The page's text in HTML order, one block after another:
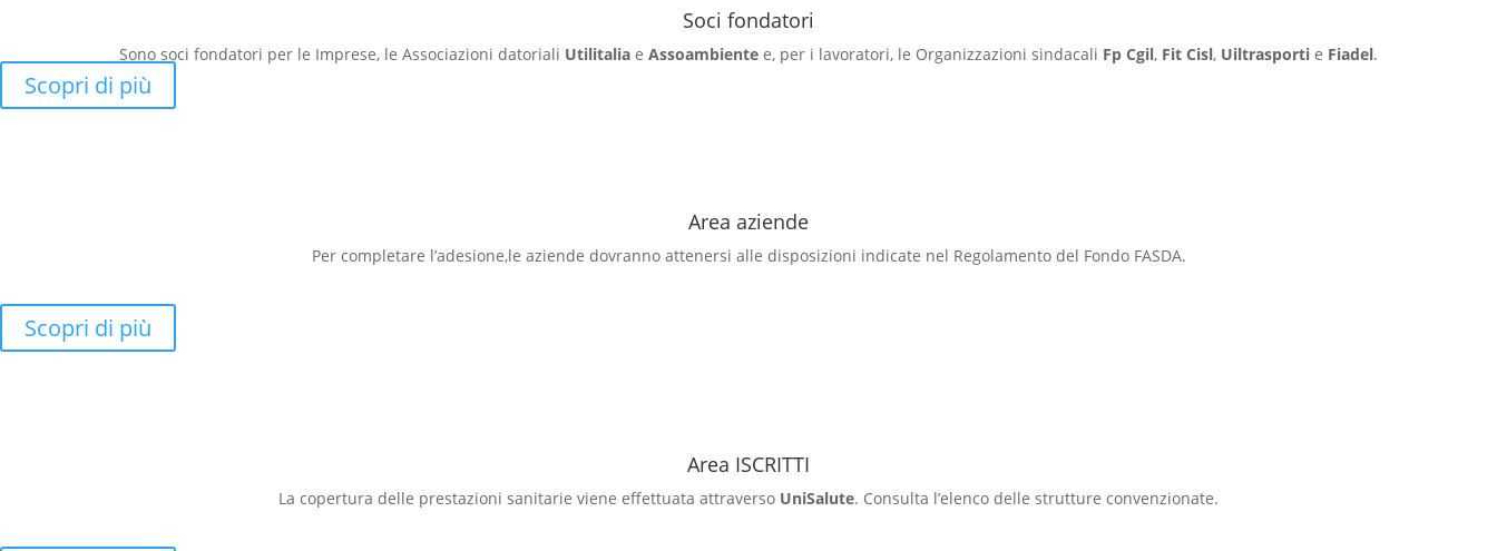
Soci fondatori
Sono soci fondatori per le Imprese, le Associazioni datoriali Utilitalia e Assoambiente e, per i lavoratori, le Organizzazioni sindacali Fp Cgil, Fit Cisl, Uiltrasporti e Fiadel.
Scopri di più
Area aziende
Per completare l’adesione,le aziende dovranno attenersi alle disposizioni indicate nel Regolamento del Fondo FASDA.
Scopri di più
Area ISCRITTI
La copertura delle prestazioni sanitarie viene effettuata attraverso UniSalute. Consulta l’elenco delle strutture convenzionate.